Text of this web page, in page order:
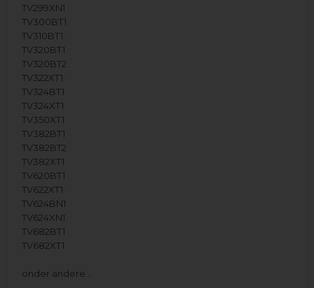
TV299XN1
TV300BT1
TV310BT1
TV320BT1
TV320BT2
TV322XT1
TV324BT1
TV324XT1
TV350XT1
TV382BT1
TV382BT2
TV382XT1
TV620BT1
TV622XT1
TV624BN1
TV624XN1
TV682BT1
TV682XT1
onder andere…